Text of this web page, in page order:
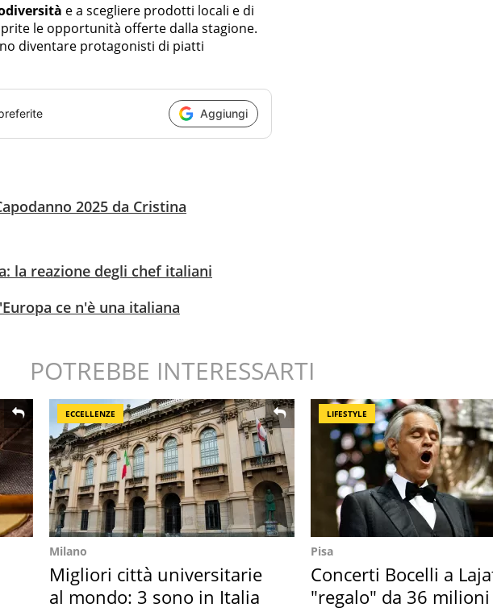
e a scegliere prodotti locali e di
le opportunità offerte dalla stagione.
diventare protagonisti di piatti
Aggiungi
2025 da Cristina
la reazione degli chef italiani
ce n'è una italiana
POTREBBE INTERESSARTI
ECCELLENZE
Milano
Migliori città universitarie
al mondo: 3 sono in Italia
LIFESTYLE
Pisa
Concerti Bocelli a
"regalo" da 36